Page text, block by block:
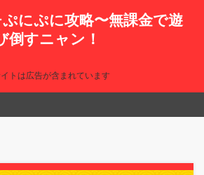
にぷに攻略〜無課金で遊
倒すニャン！
トは広告が含まれています